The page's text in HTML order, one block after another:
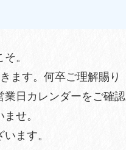
。
ます。何卒ご理解賜り
業日カレンダーをご確認
せ。
ます。